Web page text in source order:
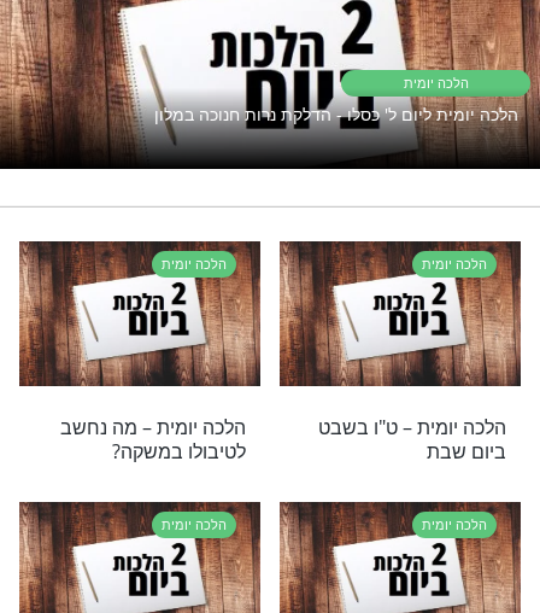
את השפע אבל המצב תקוע?נסו את זה
תוכן בנושא הלכה יומית